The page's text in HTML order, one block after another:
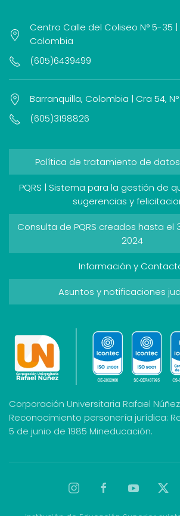
Centro Calle del Coliseo N° 5-35
Colombia
(605)6439499
Barranquilla, Colombia | Cra 54,
(605)3198826
Política de tratamiento de
PQRS | Sistema para la gestión de
sugerencias y
Consulta de PQRS creados hasta
2024
Información y
Asuntos y notificaciones
Corporación Universitaria Rafael Núñez
Reconocimiento personería jurídica:
5 de junio de 1985 Mineducación.